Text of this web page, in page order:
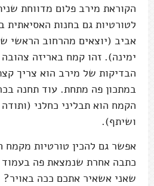
הקוראת מירב פלום מדווחת
אביב (יוצאים מהרחוב הראשי
הבדיקות של מירב הוא צריך
במתכון פה מתחת. עוד תחנה
הקמח הוא תבליני כחלני
ושיתף).
אפשר גם להכין טורטיות מקמח
כתבה אחרת שנמצאת פה
שאני אשאיר אתכם ככה